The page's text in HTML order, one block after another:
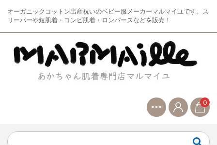
オーガニックコットン出産祝いのベビー服メーカーマルマイユです。ス
リーパーや短肌着・コンビ肌着・ロンパースなどを販売！
0